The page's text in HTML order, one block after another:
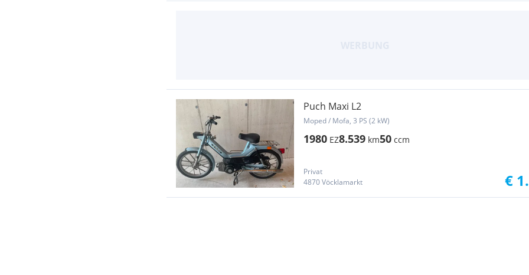
Puch Maxi L2
Moped / Mofa, 3 PS (2 kW)
1980 EZ8.539 km50 ccm
Privat
4870 Vöcklamarkt
€